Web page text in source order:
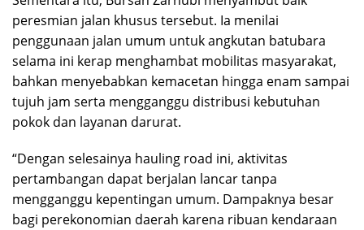
peresmian jalan khusus tersebut. Ia menilai
penggunaan jalan umum untuk angkutan batubara
selama ini kerap menghambat mobilitas masyarakat,
bahkan menyebabkan kemacetan hingga enam sampai
tujuh jam serta mengganggu distribusi kebutuhan
pokok dan layanan darurat.
“Dengan selesainya hauling road ini, aktivitas
pertambangan dapat berjalan lancar tanpa
mengganggu kepentingan umum. Dampaknya besar
bagi perekonomian daerah karena ribuan kendaraan